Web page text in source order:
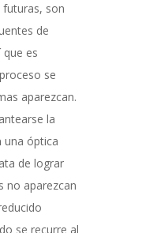
futuras, son
de
es
se
aparezcan.
la
una óptica
de lograr
no aparezcan
se recurre al